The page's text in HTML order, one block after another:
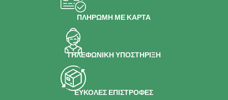
ΠΛΗΡΩΜΗ ΜΕ ΚΑΡΤΑ
ΤΗΛΕΦΩΝΙΚΗ ΥΠΟΣΤΗΡΙΞΗ
ΕΥΚΟΛΕΣ ΕΠΙΣΤΡΟΦΕΣ